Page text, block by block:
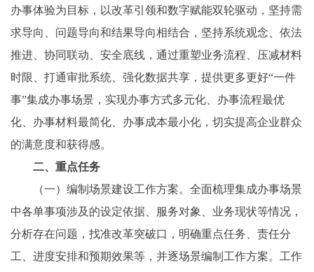
办事体验为目标，以改革引领和数字赋能双轮驱动，坚持需
求导向、问题导向和结果导向相结合，坚持系统观念、依法
推进、协同联动、安全底线，通过重塑业务流程、压减材料
时限、打通审批系统、强化数据共享，提供更多更好“一件
事”集成办事场景，实现办事方式多元化、办事流程最优
化、办事材料最简化、办事成本最小化，切实提高企业群众
的满意度和获得感。
二、重点任务
（一）编制场景建设工作方案。全面梳理集成办事场景
中各单事项涉及的设定依据、服务对象、业务现状等情况，
分析存在问题，找准改革突破口，明确重点任务、责任分
工、进度安排和预期效果等，并逐场景编制工作方案。工作